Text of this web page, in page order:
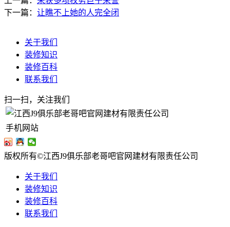
下一篇： 让瞧不上她的人完全闭
关于我们
装修知识
装修百科
联系我们
扫一扫，关注我们
手机网站
版权所有©江西J9俱乐部老哥吧官网建材有限责任公司
关于我们
装修知识
装修百科
联系我们